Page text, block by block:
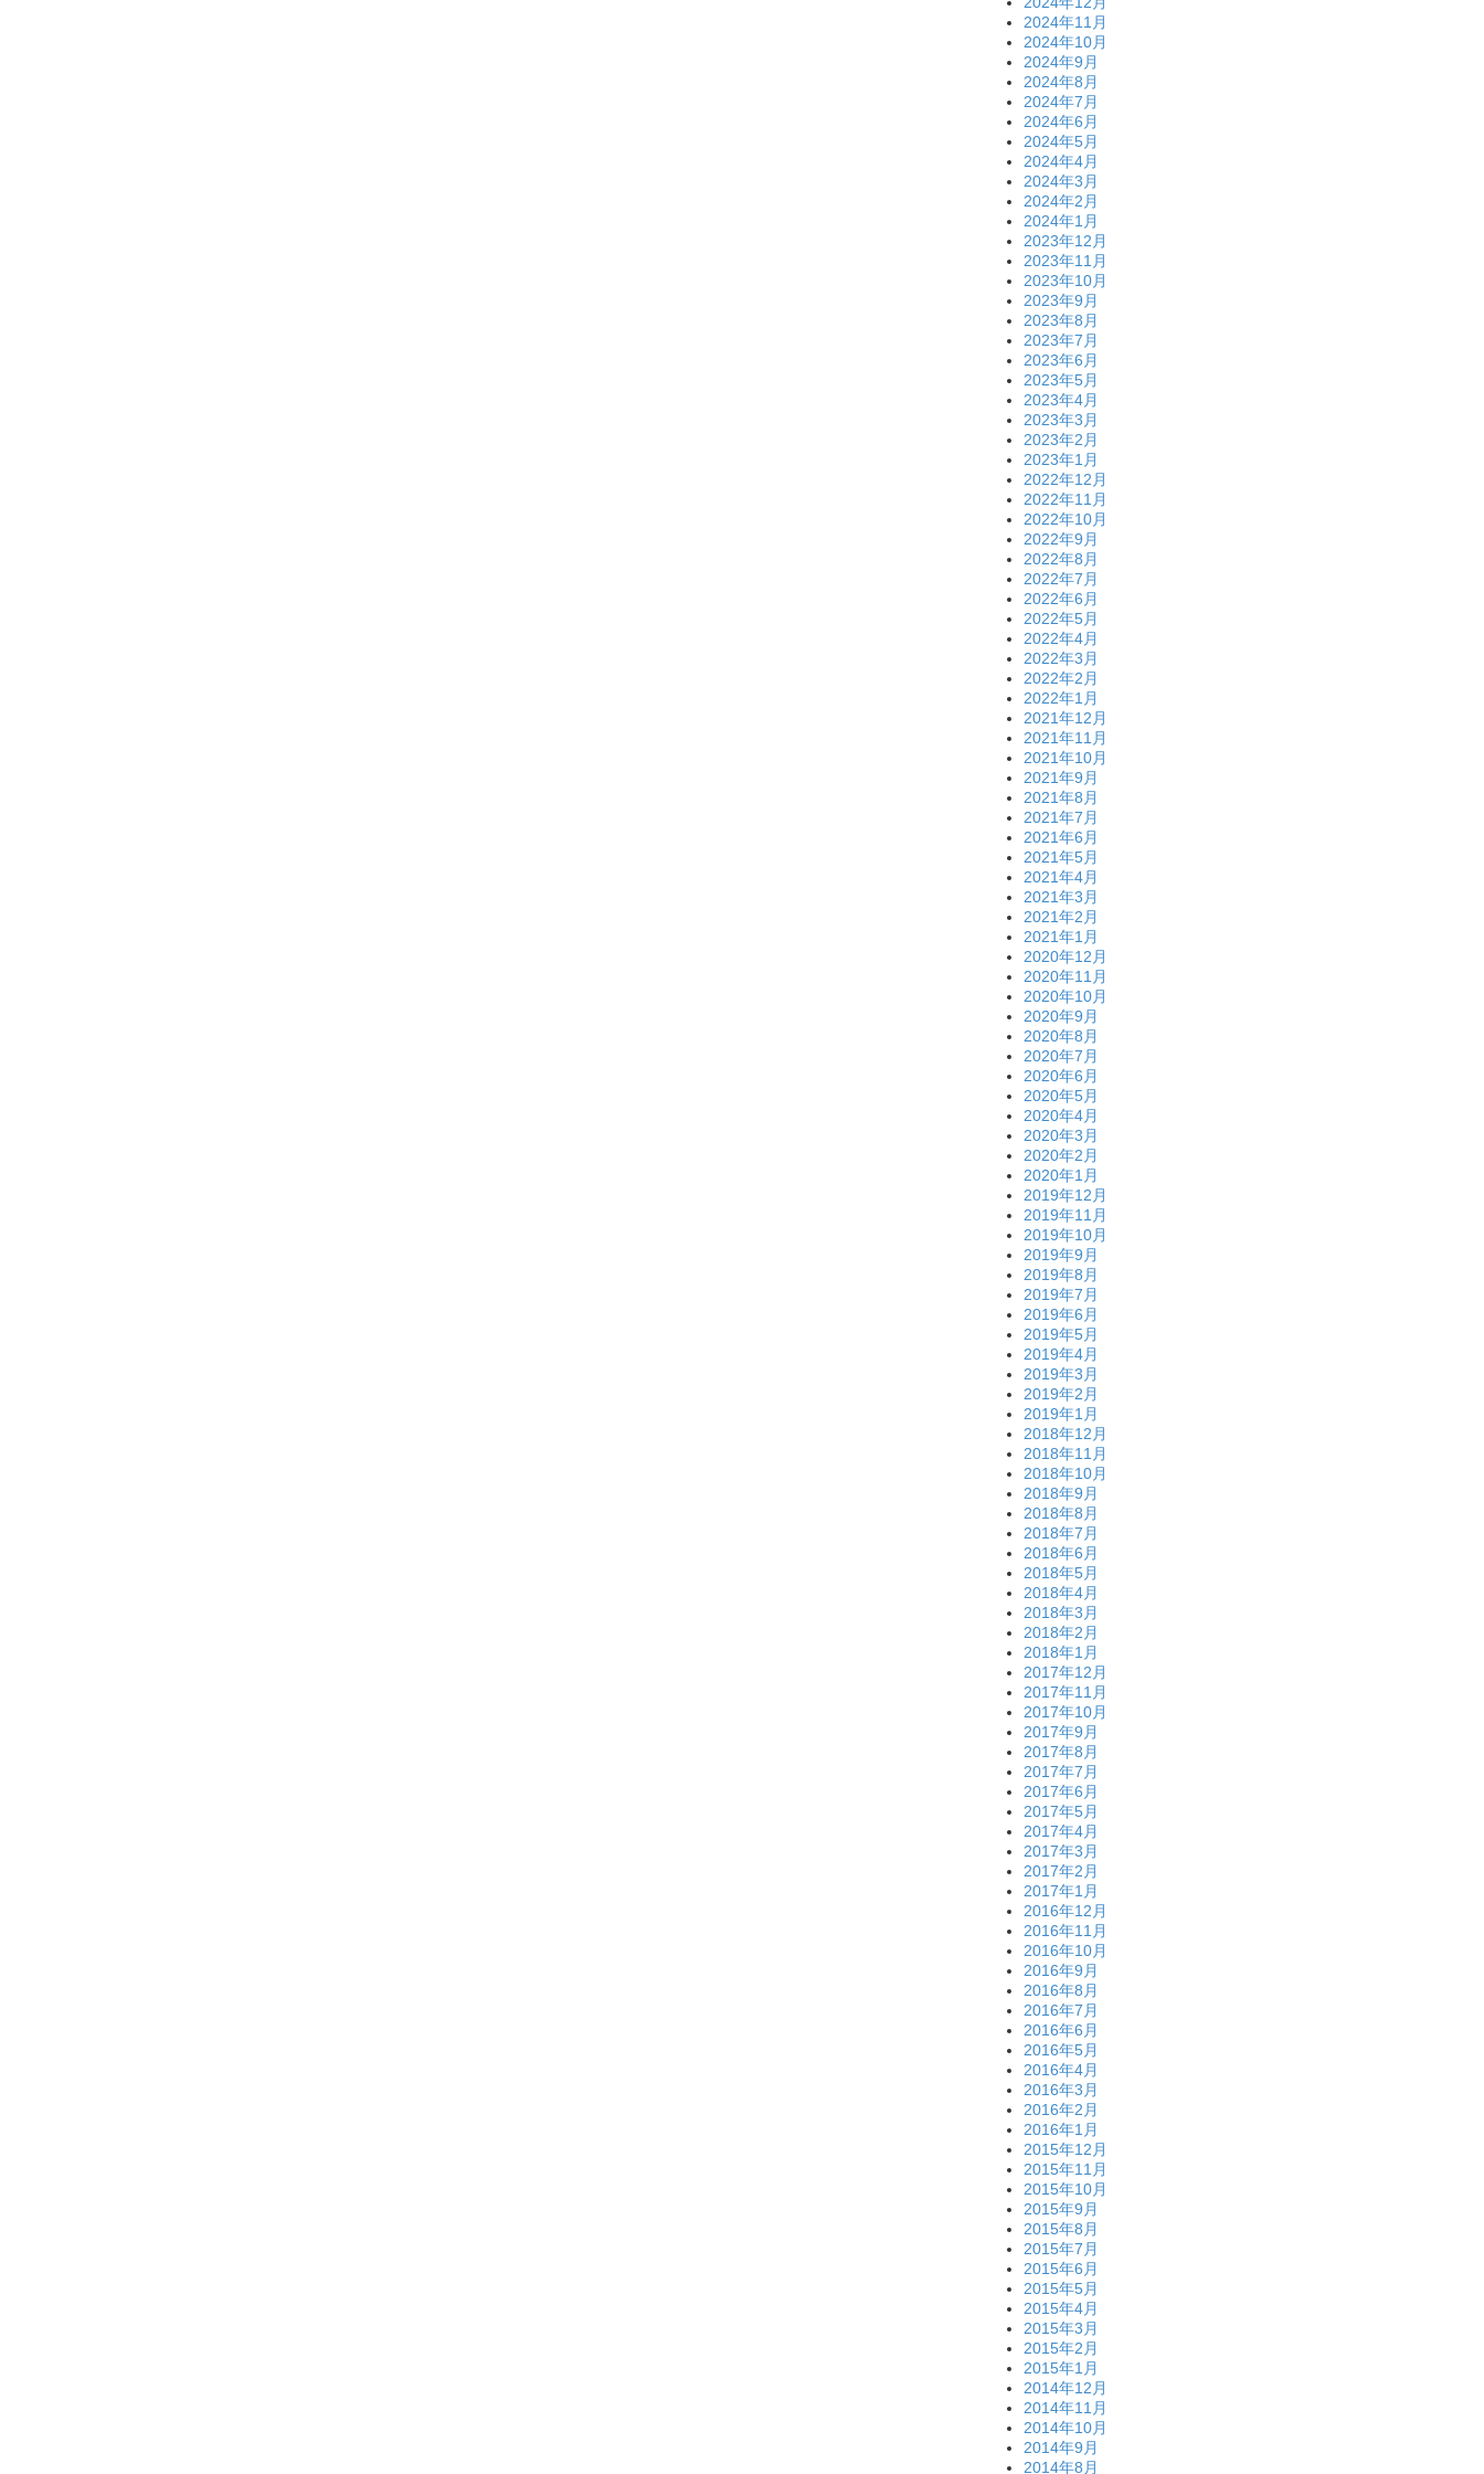
2024年11月
2024年10月
2024年9月
2024年8月
2024年7月
2024年6月
2024年5月
2024年4月
2024年3月
2024年2月
2024年1月
2023年12月
2023年11月
2023年10月
2023年9月
2023年8月
2023年7月
2023年6月
2023年5月
2023年4月
2023年3月
2023年2月
2023年1月
2022年12月
2022年11月
2022年10月
2022年9月
2022年8月
2022年7月
2022年6月
2022年5月
2022年4月
2022年3月
2022年2月
2022年1月
2021年12月
2021年11月
2021年10月
2021年9月
2021年8月
2021年7月
2021年6月
2021年5月
2021年4月
2021年3月
2021年2月
2021年1月
2020年12月
2020年11月
2020年10月
2020年9月
2020年8月
2020年7月
2020年6月
2020年5月
2020年4月
2020年3月
2020年2月
2020年1月
2019年12月
2019年11月
2019年10月
2019年9月
2019年8月
2019年7月
2019年6月
2019年5月
2019年4月
2019年3月
2019年2月
2019年1月
2018年12月
2018年11月
2018年10月
2018年9月
2018年8月
2018年7月
2018年6月
2018年5月
2018年4月
2018年3月
2018年2月
2018年1月
2017年12月
2017年11月
2017年10月
2017年9月
2017年8月
2017年7月
2017年6月
2017年5月
2017年4月
2017年3月
2017年2月
2017年1月
2016年12月
2016年11月
2016年10月
2016年9月
2016年8月
2016年7月
2016年6月
2016年5月
2016年4月
2016年3月
2016年2月
2016年1月
2015年12月
2015年11月
2015年10月
2015年9月
2015年8月
2015年7月
2015年6月
2015年5月
2015年4月
2015年3月
2015年2月
2015年1月
2014年12月
2014年11月
2014年10月
2014年9月
2014年8月